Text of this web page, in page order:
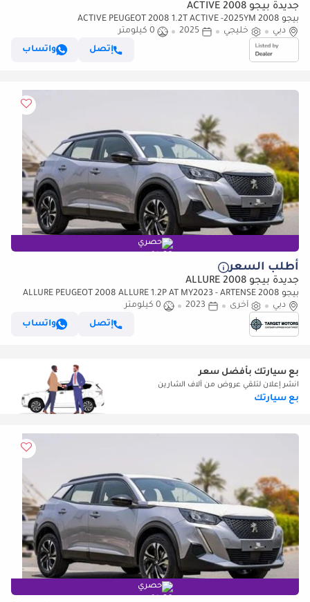
جديدة بيجو 2008 ACTIVE
بيجو 2008 ACTIVE PEUGEOT 2008 1.2T ACTIVE -2025YM
دبي
خليجي 2025
0 كيلومتر
إتصل
واتساب
حصري
أطلب السعر
جديدة بيجو 2008 ALLURE
بيجو 2008 ALLURE PEUGEOT 2008 ALLURE 1.2P AT MY2023 - ARTENSE
دبي
أخرى 2023
0 كيلومتر
إتصل
واتساب
بع سيارتك بأفضل سعر
انشر إعلان لتلقي عروض من آلاف الشارين
بع سيارتك
حصري